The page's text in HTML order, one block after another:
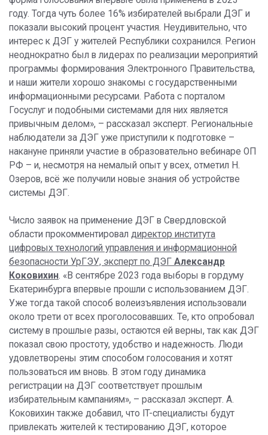
году. Тогда чуть более 16% избирателей выбрали ДЭГ и
показали высокий процент участия. Неудивительно, что
интерес к ДЭГ у жителей Республики сохранился. Регион
неоднократно был в лидерах по реализации мероприятий
программы формирования Электронного Правительства,
и наши жители хорошо знакомы с государственными
информационными ресурсами. Работа с порталом
Госуслуг и подобными системами для них является
привычным делом», – рассказал эксперт. Региональные
наблюдатели за ДЭГ уже приступили к подготовке –
накануне приняли участие в образовательно вебинаре ОП
РФ – и, несмотря на немалый опыт у всех, отметил Н.
Озеров, всё же получили новые знания об устройстве
системы ДЭГ.
Число заявок на применение ДЭГ в Свердловской
области прокомментировал директор института
цифровых технологий управления и информационной
безопасности УрГЭУ, эксперт по ДЭГ Александр
Коковихин. «В сентябре 2023 года выборы в гордуму
Екатеринбурга впервые прошли с использованием ДЭГ.
Уже тогда такой способ волеизъявления использовали
около трети от всех проголосовавших. Те, кто опробовал
систему в прошлые разы, остаются ей верны, так как ДЭГ
показал свою простоту, удобство и надежность. Люди
удовлетворены этим способом голосования и хотят
пользоваться им вновь. В этом году динамика
регистрации на ДЭГ соответствует прошлым
избирательным кампаниям», – рассказал эксперт. А.
Коковихин также добавил, что IT-специалисты будут
привлекать жителей к тестированию ДЭГ, которое